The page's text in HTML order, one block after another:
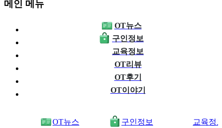
메인 메뉴
OT뉴스
구인정보
교육정보
OT리뷰
OT후기
OT이야기
OT뉴스 구인정보 교육정